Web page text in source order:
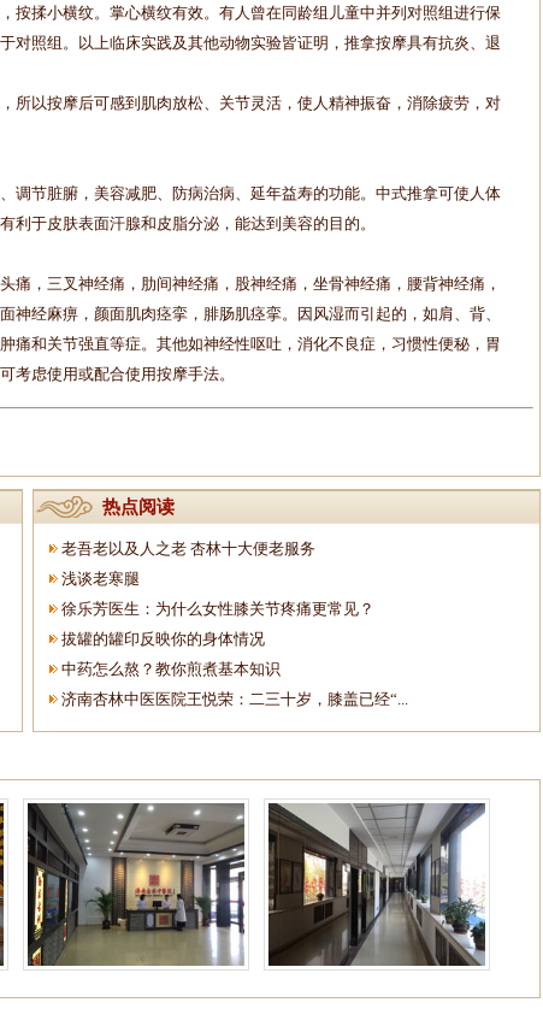
按揉小横纹。掌心横纹有效。有人曾在同龄组儿童中并列对照组进行保
对照组。以上临床实践及其他动物实验皆证明，推拿按摩具有抗炎、退
所以按摩后可感到肌肉放松、关节灵活，使人精神振奋，消除疲劳，对
调节脏腑，美容减肥、防病治病、延年益寿的功能。中式推拿可使人体
于皮肤表面汗腺和皮脂分泌，能达到美容的目的。
，三叉神经痛，肋间神经痛，股神经痛，坐骨神经痛，腰背神经痛，
经麻痹，颜面肌肉痉挛，腓肠肌痉挛。因风湿而引起的，如肩、背、
痛和关节强直等症。其他如神经性呕吐，消化不良症，习惯性便秘，胃
考虑使用或配合使用按摩手法。
热点阅读
老吾老以及人之老 杏林十大便老服务
浅谈老寒腿
徐乐芳医生：为什么女性膝关节疼痛更常见？
拔罐的罐印反映你的身体情况
中药怎么熬？教你煎煮基本知识
济南杏林中医医院王悦荣：二三十岁，膝盖已经“...